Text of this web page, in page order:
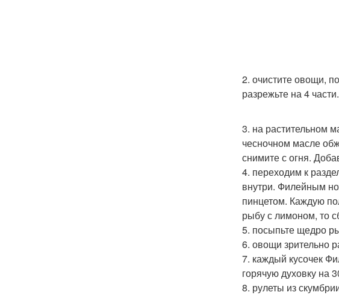
2. очистите овощи,
разрежьте на 4 части.
3. на растительном
чесночном масле
снимите с огня.
4. переходим к
внутри. Филейным
пинцетом. Каждую
рыбу с лимоном, то
5. посыпьте щедро
6. овощи зрительно
7. каждый кусочек
горячую духовку на
8. рулеты из